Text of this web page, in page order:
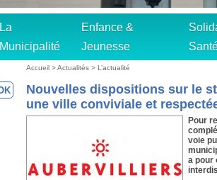
La
Municipalité
Enfance &
Jeunesse
Accueil > Actualités > L’actualité
Nouvelles dispositions sur le
une ville conviviale et
Pour
voie
a pour